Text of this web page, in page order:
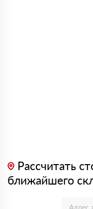
Рассчитать
ближайшего